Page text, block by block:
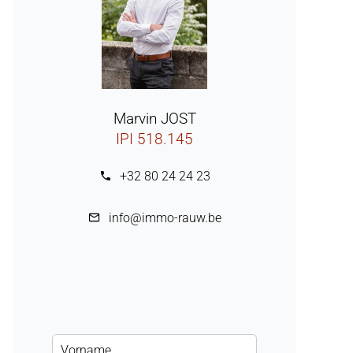
Marvin JOST
IPI 518.145
+32 80 24 24 23
info@immo-rauw.be